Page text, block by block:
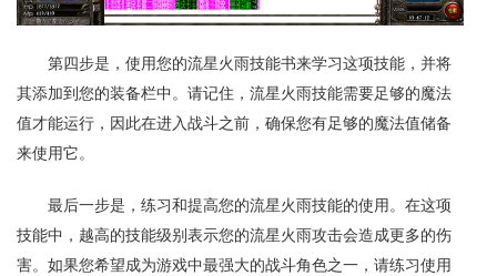
第四步是，使用您的流星火雨技能书来学习这项技能，并将
其添加到您的装备栏中。请记住，流星火雨技能需要足够的魔法
值才能运行，因此在进入战斗之前，确保您有足够的魔法值储备
来使用它。
最后一步是，练习和提高您的流星火雨技能的使用。在这项
技能中，越高的技能级别表示您的流星火雨攻击会造成更多的伤
害。如果您希望成为游戏中最强大的战斗角色之一，请练习使用